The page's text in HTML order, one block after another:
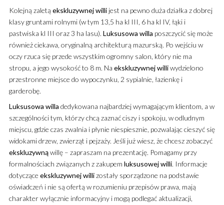
Kolejną zaletą ekskluzywnejwillijest na pewno duża działka z dobrej
klasy gruntami rolnymi (w tym 13,5 ha kl III, 6 ha kl IV, łąki i
pastwiska kl III oraz 3 ha lasu). Luksusowa willa poszczycić się może
również ciekawa, oryginalną architekturą mazurską. Po wejściu w
oczy rzuca się przede wszystkim ogromny salon, który nie ma
stropu, a jego wysokość to 8 m. Na ekskluzywnejwilliwydzielono
przestronne miejsce do wypoczynku, 2 sypialnie, łazienkę i
garderobę.
Luksusowa willa dedykowana najbardziej wymagającym klientom, a w
szczególności tym, którzy chcą zaznać ciszy i spokoju, w odludnym
miejscu, gdzie czas zwalnia i płynie niespiesznie, pozwalając cieszyć się
widokami drzew, zwierząt i pejzaży. Jeśli już wiesz, że chcesz zobaczyć
ekskluzywnąwillę – zapraszam na prezentację. Pomagamy przy
formalnościach związanych z zakupem luksusowejwilli. Informacje
dotyczące ekskluzywnejwillizostały sporządzone na podstawie
oświadczeń i nie są ofertą w rozumieniu przepisów prawa, mają
charakter wyłącznie informacyjny i mogą podlegać aktualizacji,